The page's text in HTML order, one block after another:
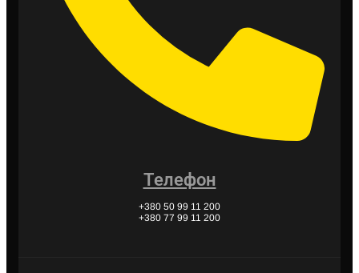
Телефон
+380 50 99 11 200
+380 77 99 11 200